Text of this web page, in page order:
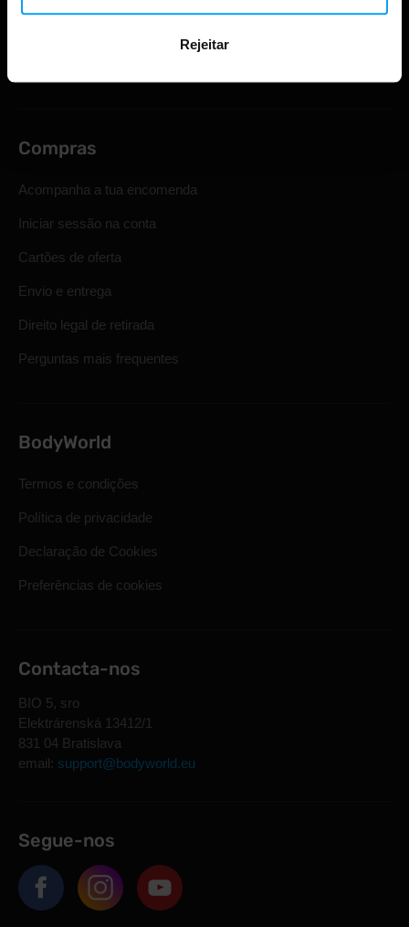
Rejeitar
Compras
Acompanha a tua encomenda
Iniciar sessão na conta
Cartões de oferta
Envio e entrega
Direito legal de retirada
Perguntas mais frequentes
BodyWorld
Termos e condições
Política de privacidade
Declaração de Cookies
Preferências de cookies
Contacta-nos
BIO 5, sro
Elektrárenská 13412/1
831 04 Bratislava
email: support@bodyworld.eu
Segue-nos